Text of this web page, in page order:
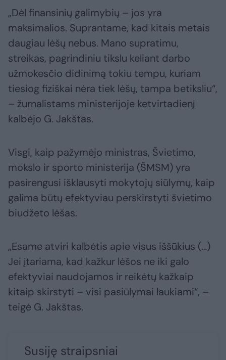
„Dėl finansinių galimybių – jos yra
maksimalios. Suprantame, kad kitais metais
daugiau lėšų nebus. Mano supratimu,
streikas, pagrindiniu tikslu keliant darbo
užmokesčio didinimą tokiu tempu, kuriam
tiesiog fiziškai nėra tiek lėšų, tampa betiksliu“,
– žurnalistams ministerijoje ketvirtadienį
kalbėjo G. Jakštas.
Visgi, kaip pažymėjo ministras, Švietimo,
mokslo ir sporto ministerija (ŠMSM) yra
pasirengusi išklausyti mokytojų siūlymų, kaip
galima būtų efektyviau perskirstyti švietimo
biudžeto lėšas.
„Esame atviri kalbėtis apie visus iššūkius (…)
Jei įtariama, kad kažkur lėšos ne iki galo
efektyviai naudojamos ir reikėtų kažkaip
kitaip skirstyti – visi pasiūlymai laukiami“, –
teigė G. Jakštas.
Susiję straipsniai